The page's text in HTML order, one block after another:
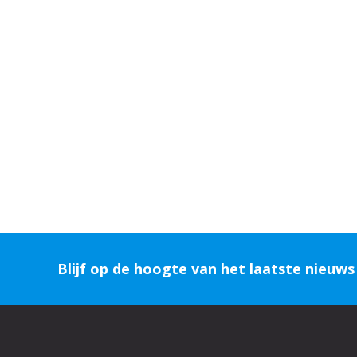
Blijf op de hoogte van het laatste